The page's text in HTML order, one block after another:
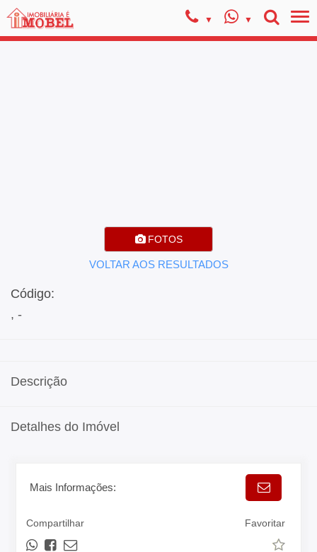
FOTOS
VOLTAR AOS RESULTADOS
Código:
, -
Descrição
Detalhes do Imóvel
Mais Informações:
Compartilhar Favoritar